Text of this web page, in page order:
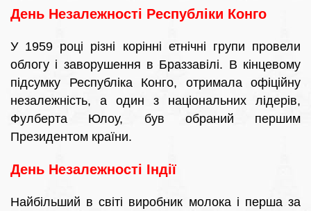
День Незалежності Республіки Конго
У 1959 році різні корінні етнічні групи провели
облогу і заворушення в Браззавілі. В кінцевому
підсумку Республіка Конго, отримала офіційну
незалежність, а один з національних лідерів,
Фулберта Юлоу, був обраний першим
Президентом країни.
День Незалежності Індії
Найбільший в світі виробник молока і перша за